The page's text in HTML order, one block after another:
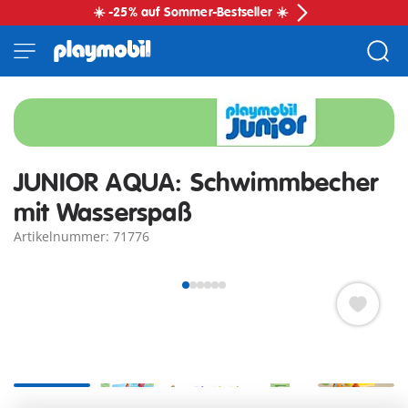
☀️ -25% auf Sommer-Bestseller ☀️
JUNIOR AQUA: Schwimmbecher
mit Wasserspaß
Artikelnummer: 71776